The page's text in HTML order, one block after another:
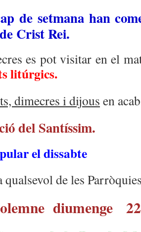
de setmana han
Crist Rei.
es pot visitar en el
litúrgics.
dimecres i dijous en
del Santíssim.
el dissabte
qualsevol de les
diumenge